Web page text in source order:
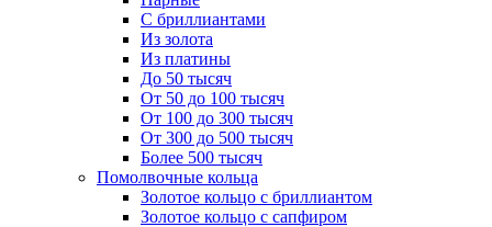
С бриллиантами
Из золота
Из платины
До 50 тысяч
От 50 до 100 тысяч
От 100 до 300 тысяч
От 300 до 500 тысяч
Более 500 тысяч
Помолвочные кольца
Золотое кольцо с бриллиантом
Золотое кольцо с сапфиром